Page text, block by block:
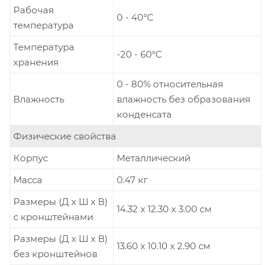
Рабочая
температура
0 - 40°C
Температура
хранения
-20 - 60°C
Влажность
0 - 80% относительная
влажность без образования
конденсата
Физические свойства
Корпус
Металлический
Масса
0.47 кг
Размеры (Д х Ш х В)
с кронштейнами
14.32 x 12.30 x 3.00 см
Размеры (Д х Ш х В)
без кронштейнов
13.60 x 10.10 x 2.90 см